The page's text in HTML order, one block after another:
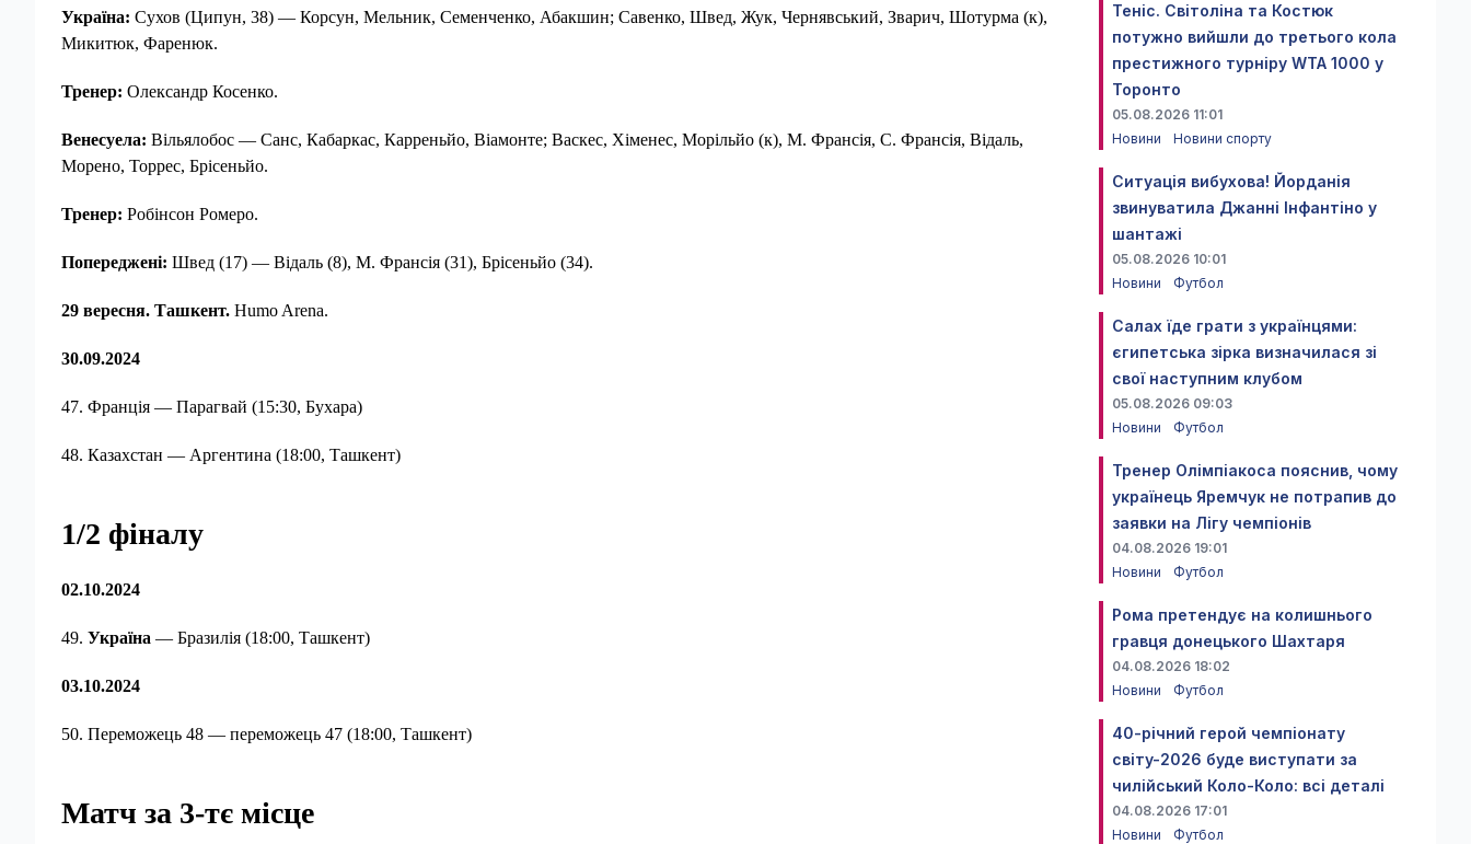
Україна: Сухов (Ципун, 38) — Корсун, Мельник, Семенченко, Абакшин; Савенко, Швед, Жук, Чернявський, Зварич, Шотурма (к),
Микитюк, Фаренюк.
Тренер: Олександр Косенко.
Венесуела: Вільялобос — Санс, Кабаркас, Карреньйо, Віамонте; Васкес, Хіменес, Морільйо (к), М. Франсія, С. Франсія, Відаль,
Морено, Торрес, Брісеньйо.
Тренер: Робінсон Ромеро.
Попереджені: Швед (17) — Відаль (8), М. Франсія (31), Брісеньйо (34).
29 вересня. Ташкент. Humo Arena.
30.09.2024
47. Франція — Парагвай (15:30, Бухара)
48. Казахстан — Аргентина (18:00, Ташкент)
1/2 фіналу
02.10.2024
49. Україна — Бразилія (18:00, Ташкент)
03.10.2024
50. Переможець 48 — переможець 47 (18:00, Ташкент)
Матч за 3-тє місце
Теніс. Світоліна та Костюк
потужно вийшли до третього кола
престижного турніру WTA 1000 у
Торонто
05.08.2026 11:01
Новини
Новини спорту
Ситуація вибухова! Йорданія
звинуватила Джанні Інфантіно у
шантажі
05.08.2026 10:01
Новини
Футбол
Салах їде грати з українцями:
єгипетська зірка визначилася зі
свої наступним клубом
05.08.2026 09:03
Новини
Футбол
Тренер Олімпіакоса пояснив, чому
українець Яремчук не потрапив до
заявки на Лігу чемпіонів
04.08.2026 19:01
Новини
Футбол
Рома претендує на колишнього
гравця донецького Шахтаря
04.08.2026 18:02
Новини
Футбол
40-річний герой чемпіонату
світу-2026 буде виступати за
чилійський Коло-Коло: всі деталі
04.08.2026 17:01
Новини
Футбол